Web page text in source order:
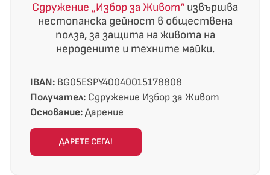
Сдружение „Избор за Живот“ извършва
нестопанска дейност в обществена
полза, за защита на живота на
неродените и техните майки.
IBAN: BG05ESPY40040015178808
Получател: Сдружение Избор за Живот
Основание:Дарение
ДАРЕТЕ СЕГА!